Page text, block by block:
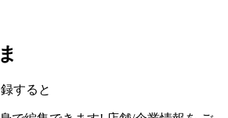
すると